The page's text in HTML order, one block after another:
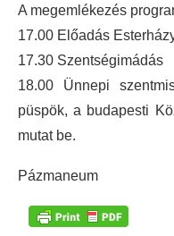
A megemlékezés
17.00 Előadás
17.30 Szentségimádás
18.00 Ünnepi
püspök, a budapesti
mutat be.
Pázmaneum